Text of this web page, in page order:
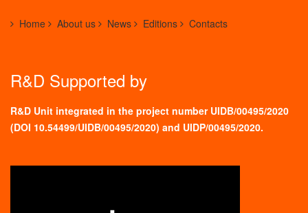
Home About us News Editions Contacts
R&D Supported by
R&D Unit integrated in the project number UIDB/00495/2020
(DOI 10.54499/UIDB/00495/2020) and UIDP/00495/2020.